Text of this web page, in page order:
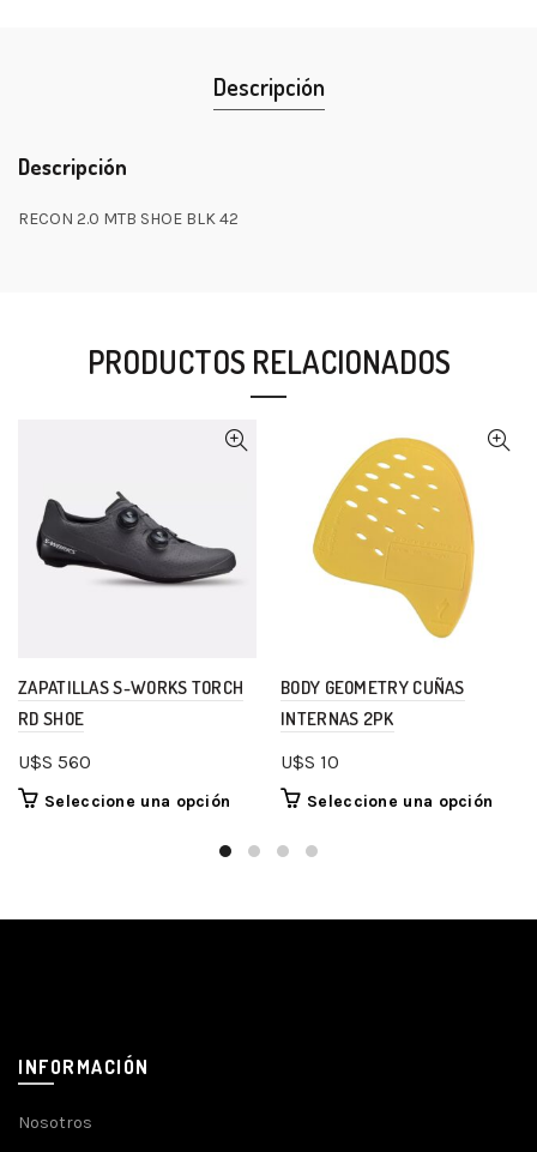
Descripción
Descripción
RECON 2.0 MTB SHOE BLK 42
PRODUCTOS RELACIONADOS
ZAPATILLAS S-WORKS TORCH
RD SHOE
U$S 560
Seleccione una opción
BODY GEOMETRY CUÑAS
INTERNAS 2PK
U$S 10
Seleccione una opción
INFORMACIÓN
Nosotros